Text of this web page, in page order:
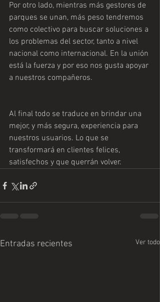
Por otro lado, mientras más gestores de
parques se unan, más peso tendremos
como colectivo para buscar soluciones a
los problemas del sector, tanto a nivel
nacional como internacional. En la unión
está la fuerza y por eso nos gusta apoyar
a nuestros compañeros.
Al final todo se traduce en brindar una
mejor, y más segura, experiencia para
nuestros usuarios. Lo que se
transformará en clientes felices,
satisfechos y que querrán volver.
Entradas recientes Ver todo